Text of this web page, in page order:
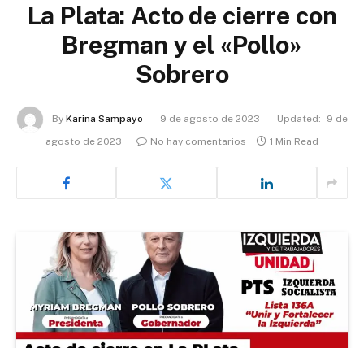
La Plata: Acto de cierre con
Bregman y el «Pollo»
Sobrero
By Karina Sampayo 9 de agosto de 2023 Updated:
9 de
agosto de 2023
No hay comentarios 1 Min Read